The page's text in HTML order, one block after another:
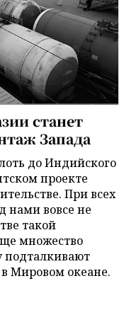
станет
Запада
до Индийского
проекте
При всех
нами вовсе не
такой
множество
подталкивают
Мировом океане.